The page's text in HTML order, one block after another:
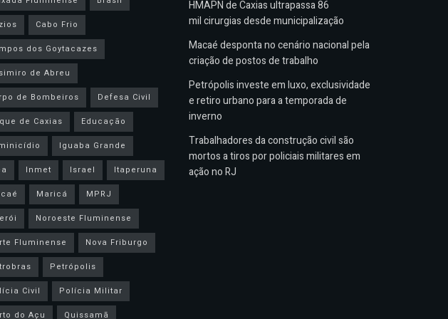
Cabo Frio
dos Goytacazes
de Abreu
de Bombeiros
Defesa Civil
de Caxias
Educação
Iguaba Grande
Inmet Israel
Itaperuna
Maricá
MPRJ
Noroeste Fluminense
Fluminense
Nova Friburgo
Petrópolis
Civil
Polícia Militar
do Açu
Quissamã
HMAPN de Caxias ultrapassa 86
mil cirurgias desde municipalização
Macaé desponta no cenário nacional pela
criação de postos de trabalho
Petrópolis investe em luxo, exclusividade
e retiro urbano para a temporada de
inverno
Trabalhadores da construção civil são
mortos a tiros por policiais militares em
ação no RJ